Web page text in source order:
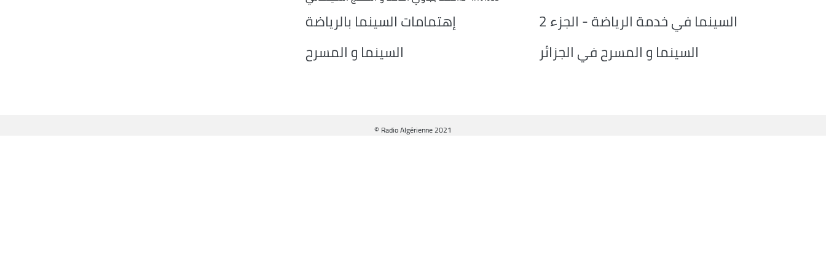
keys
to
or
decrease
السينما في خدمة الرياضة - الجزء 2
إهتمامات السينما بالرياضة
السينما و المسرح في الجزائر
السينما و المسرح
© Radio Algérienne 2021